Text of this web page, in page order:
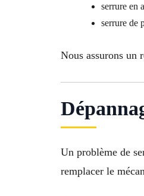
serrure en
serrure de
Nous assurons un
Un problème de
remplacer le